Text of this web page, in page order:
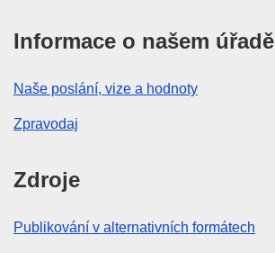
Informace o našem úřadě
Naše poslání, vize a hodnoty
Zpravodaj
Zdroje
Publikování v alternativních formátech